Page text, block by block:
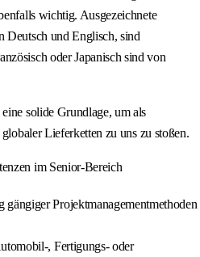
wichtig. Ausgezeichnete
Deutsch und Englisch, sind
oder Japanisch sind von
solide Grundlage, um als
Lieferketten zu uns zu stoßen.
im Senior-Bereich
Projektmanagementmethoden
, Fertigungs- oder